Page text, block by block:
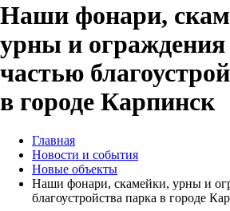
Наши фонари,
урны и ограждения
частью
в городе Карпинск
Главная
Новости и события
Новые объекты
Наши фонари, скамейки, урны и
благоустройства парка в городе